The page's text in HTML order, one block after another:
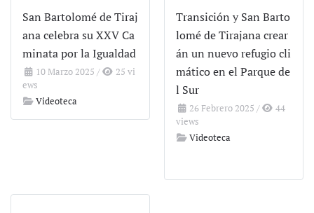
San Bartolomé de Tiraj
ana celebra su XXV Ca
minata por la Igualdad
10 Marzo 2025 /
25 vi
ews
Videoteca
Transición y San Barto
lomé de Tirajana crear
án un nuevo refugio cli
mático en el Parque de
l Sur
26 Febrero 2025 /
44
views
Videoteca